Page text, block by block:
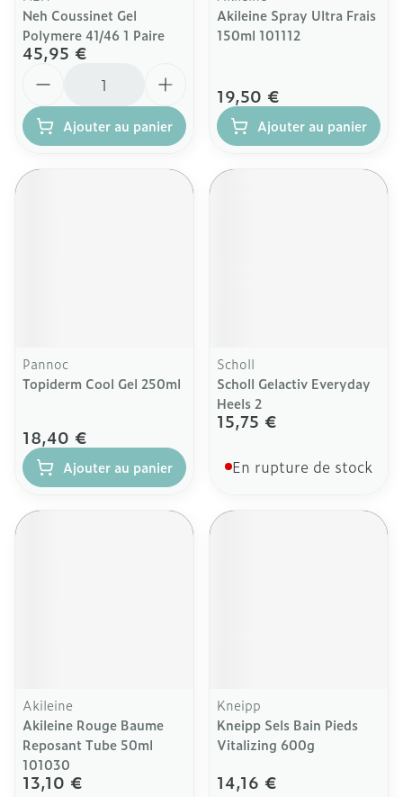
Neh Coussinet Gel
Polymere 41/46 1 Paire
45,95 €
Ajouter au panier
Akileine Spray Ultra Frais
150ml 101112
19,50 €
Ajouter au panier
Pannoc
Topiderm Cool Gel 250ml
18,40 €
Ajouter au panier
Scholl
Scholl Gelactiv Everyday
Heels 2
15,75 €
En rupture de stock
Akileine
Akileine Rouge Baume
Reposant Tube 50ml
101030
13,10 €
Kneipp
Kneipp Sels Bain Pieds
Vitalizing 600g
14,16 €